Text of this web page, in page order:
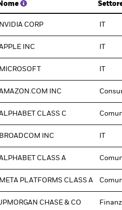
NVIDIA CORP
INC
MICROSOFT
INC
CLASS C
BROADCOM INC
CLASS A
META PLATFORMS CLASS A
CHASE & CO